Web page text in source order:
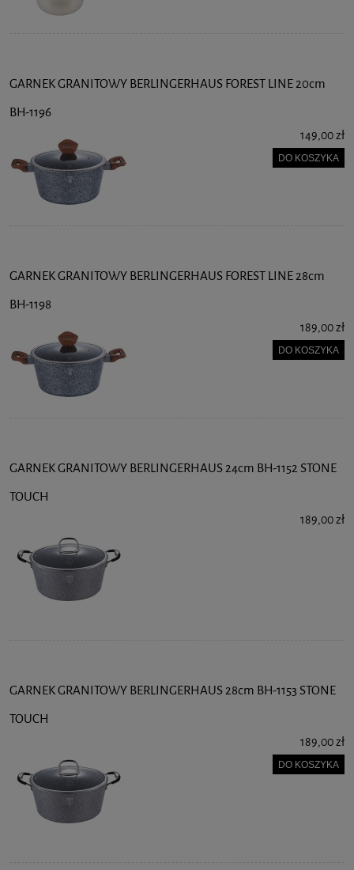
GARNEK GRANITOWY BERLINGERHAUS FOREST LINE 20cm
BH-1196
149,00 zł
DO KOSZYKA
GARNEK GRANITOWY BERLINGERHAUS FOREST LINE 28cm
BH-1198
189,00 zł
DO KOSZYKA
GARNEK GRANITOWY BERLINGERHAUS 24cm BH-1152 STONE
TOUCH
189,00 zł
GARNEK GRANITOWY BERLINGERHAUS 28cm BH-1153 STONE
TOUCH
189,00 zł
DO KOSZYKA